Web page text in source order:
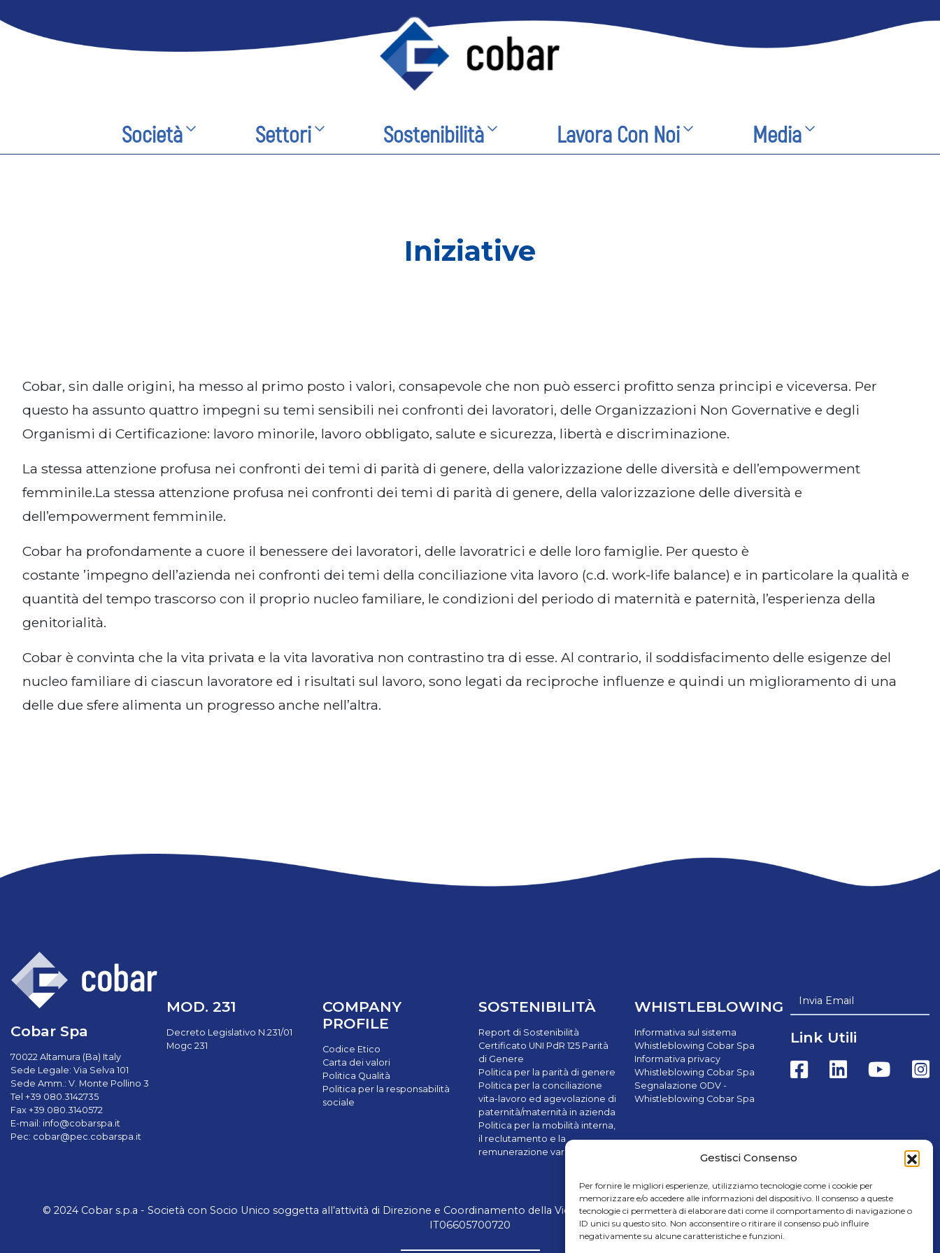
Gestisci Consenso
Per fornire le migliori esperienze, utilizziamo tecnologie come i cookie per
memorizzare e/o accedere alle informazioni del dispositivo. Il consenso a queste
tecnologie ci permetterà di elaborare dati come il comportamento di navigazione o
ID unici su questo sito. Non acconsentire o ritirare il consenso può influire
negativamente su alcune caratteristiche e funzioni.
Società Settori Sostenibilità Lavora Con Noi Media
Iniziative
Cobar, sin dalle origini, ha messo al primo posto i valori, consapevole che non può esserci profitto senza principi e viceversa. Per
questo ha assunto quattro impegni su temi sensibili nei confronti dei lavoratori, delle Organizzazioni Non Governative e degli
Organismi di Certificazione: lavoro minorile, lavoro obbligato, salute e sicurezza, libertà e discriminazione.
La stessa attenzione profusa nei confronti dei temi di parità di genere, della valorizzazione delle diversità e dell’empowerment
femminile.La stessa attenzione profusa nei confronti dei temi di parità di genere, della valorizzazione delle diversità e
dell’empowerment femminile.
Cobar ha profondamente a cuore il benessere dei lavoratori, delle lavoratrici e delle loro famiglie. Per questo è
costante ’impegno dell’azienda nei confronti dei temi della conciliazione vita lavoro (c.d. work-life balance) e in particolare la qualità e
quantità del tempo trascorso con il proprio nucleo familiare, le condizioni del periodo di maternità e paternità, l’esperienza della
genitorialità.
Cobar è convinta che la vita privata e la vita lavorativa non contrastino tra di esse. Al contrario, il soddisfacimento delle esigenze del
nucleo familiare di ciascun lavoratore ed i risultati sul lavoro, sono legati da reciproche influenze e quindi un miglioramento di una
delle due sfere alimenta un progresso anche nell’altra.
Cobar Spa
70022 Altamura (Ba) Italy
Sede Legale: Via Selva 101
Sede Amm.: V. Monte Pollino 3
Tel +39 080.3142735
Fax +39.080.3140572
E-mail: info@cobarspa.it
Pec: cobar@pec.cobarspa.it
MOD. 231
Decreto Legislativo N.231/01
Mogc 231
COMPANY
PROFILE
Codice Etico
Carta dei valori
Politica Qualità
Politica per la responsabilità
sociale
SOSTENIBILITÀ
Report di Sostenibilità
Certificato UNI PdR 125 Parità
di Genere
Politica per la parità di genere
Politica per la conciliazione
vita-lavoro ed agevolazione di
paternità/maternità in azienda
Politica per la mobilità interna,
il reclutamento e la
remunerazione variabile
WHISTLEBLOWING
Informativa sul sistema
Whistleblowing Cobar Spa
Informativa privacy
Whistleblowing Cobar Spa
Segnalazione ODV -
Whistleblowing Cobar Spa
Invia Email
Link Utili
© 2024 Cobar s.p.a - Società con Socio Unico soggetta all’attività di Direzione e Coordinamento della Victus Horizon Srl - Credits Cap.Soc. € 8.000.000,00 i.v. | C.F. e P.IVA
IT06605700720